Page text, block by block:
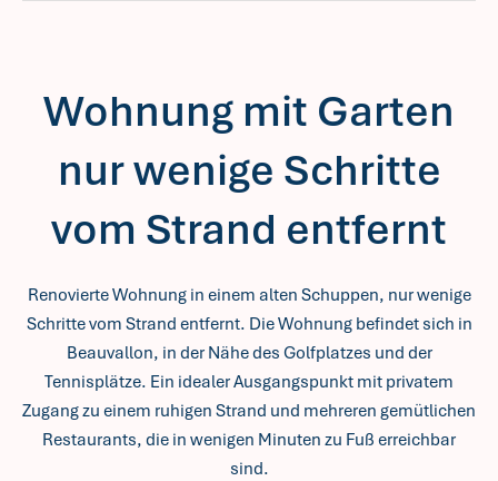
Wohnung mit Garten
nur wenige Schritte
vom Strand entfernt
Renovierte Wohnung in einem alten Schuppen, nur wenige
Schritte vom Strand entfernt. Die Wohnung befindet sich in
Beauvallon, in der Nähe des Golfplatzes und der
Tennisplätze. Ein idealer Ausgangspunkt mit privatem
Zugang zu einem ruhigen Strand und mehreren gemütlichen
Restaurants, die in wenigen Minuten zu Fuß erreichbar
sind.